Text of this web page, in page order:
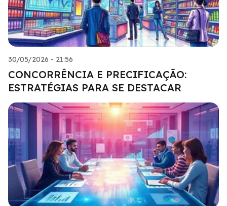
30/05/2026 - 21:56
CONCORRÊNCIA E PRECIFICAÇÃO:
ESTRATÉGIAS PARA SE DESTACAR